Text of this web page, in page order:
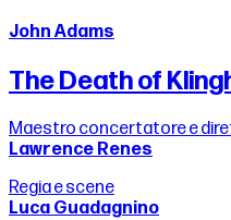
John Adams
The Death of
Maestro concertatore e
Lawrence Renes
Regia e scene
Luca Guadagnino